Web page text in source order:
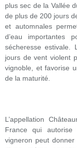
plus sec de la Vallée
de plus de 200 jours
et automnales
d’eau importantes
sécheresse estivale.
jours de vent violent
vignoble, et favorise
de la maturité.
L’appellation
France qui autorise
vigneron peut